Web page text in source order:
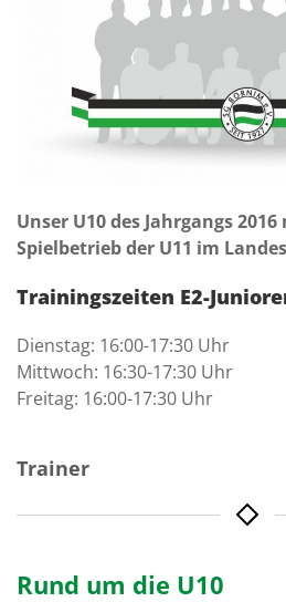
Unser U10 des Jahrgangs
Spielbetrieb der U11 im
Trainingszeiten E2-
Dienstag: 16:00-17:30 Uhr
Mittwoch: 16:30-17:30 Uhr
Freitag: 16:00-17:30 Uhr
Trainer
Rund um die U10